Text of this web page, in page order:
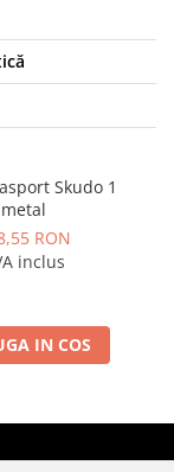
Skudo 1
metal
RON
inclus
IN COS